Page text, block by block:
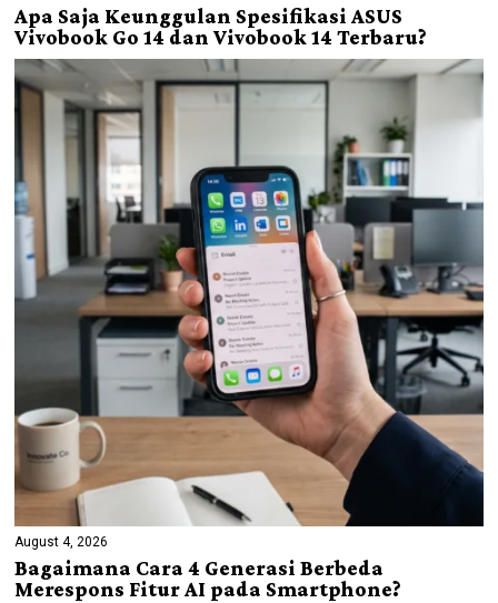
Apa Saja Keunggulan Spesifikasi ASUS
Vivobook Go 14 dan Vivobook 14 Terbaru?
August 4, 2026
Bagaimana Cara 4 Generasi Berbeda
Merespons Fitur AI pada Smartphone?